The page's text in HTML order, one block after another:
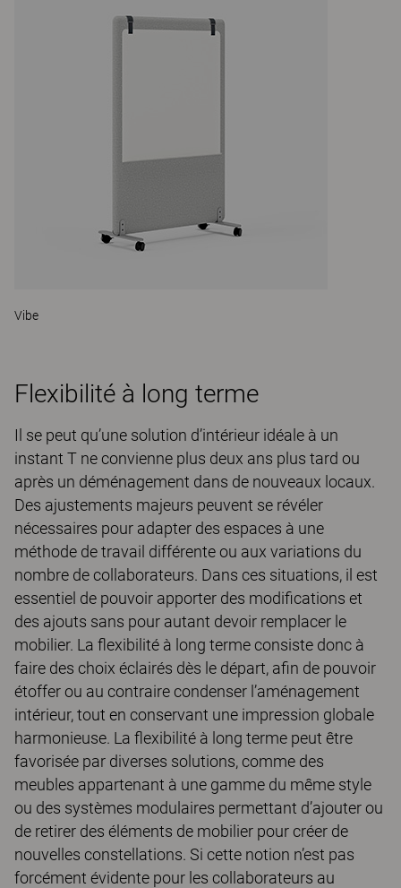
Vibe
Flexibilité à long terme
Il se peut qu’une solution d’intérieur idéale à un
instant T ne convienne plus deux ans plus tard ou
après un déménagement dans de nouveaux locaux.
Des ajustements majeurs peuvent se révéler
nécessaires pour adapter des espaces à une
méthode de travail différente ou aux variations du
nombre de collaborateurs. Dans ces situations, il est
essentiel de pouvoir apporter des modifications et
des ajouts sans pour autant devoir remplacer le
mobilier. La flexibilité à long terme consiste donc à
faire des choix éclairés dès le départ, afin de pouvoir
étoffer ou au contraire condenser l’aménagement
intérieur, tout en conservant une impression globale
harmonieuse. La flexibilité à long terme peut être
favorisée par diverses solutions, comme des
meubles appartenant à une gamme du même style
ou des systèmes modulaires permettant d’ajouter ou
de retirer des éléments de mobilier pour créer de
nouvelles constellations. Si cette notion n’est pas
forcément évidente pour les collaborateurs au